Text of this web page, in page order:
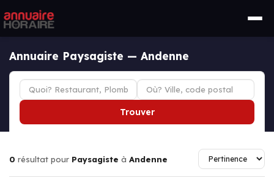
Annuaire Paysagiste — Andenne
Trouver
0 résultat pour Paysagiste à Andenne